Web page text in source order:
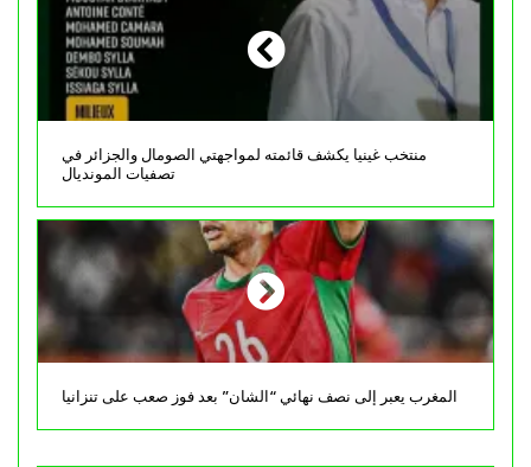
منتخب غينيا يكشف قائمته لمواجهتي الصومال والجزائر في
تصفيات المونديال
المغرب يعبر إلى نصف نهائي “الشان” بعد فوز صعب على تنزانيا